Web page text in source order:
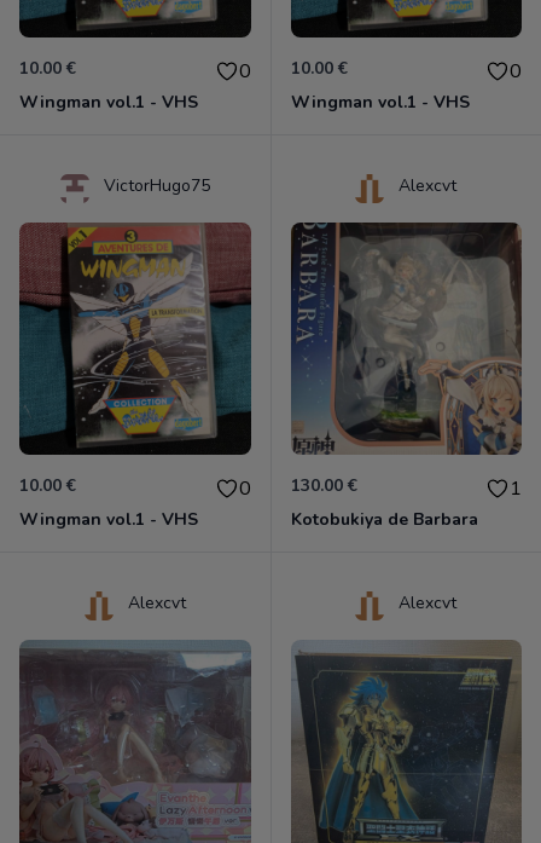
10.00 € 0
Wingman vol.1 - VHS
10.00 € 0
Wingman vol.1 - VHS
VictorHugo75
10.00 € 0
Wingman vol.1 - VHS
Alexcvt
130.00 € 1
Kotobukiya de Barbara
Alexcvt Alexcvt